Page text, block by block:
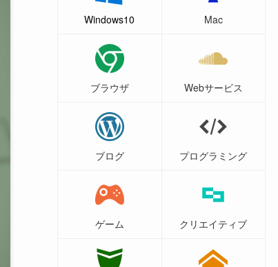
Windows10 Mac
ブラウザ Webサービス
ブログ プログラミング
ゲーム クリエイティブ